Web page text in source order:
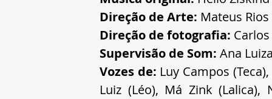
Direção de Arte: Mateus Rios
Direção de fotografia:
Supervisão de Som: Ana
Vozes de: Luy Campos
Luiz (Léo), Má Zink (Lalica),